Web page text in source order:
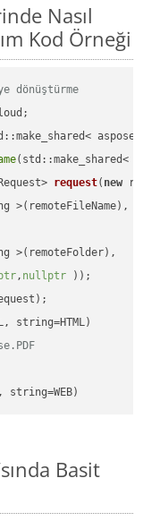
Nasıl
Kod Örneği
dönüştürme
(std::make_shared<
request( new
>(remoteFileName),
>(remoteFolder),
, nullptr ))
string=WEB)
Basit